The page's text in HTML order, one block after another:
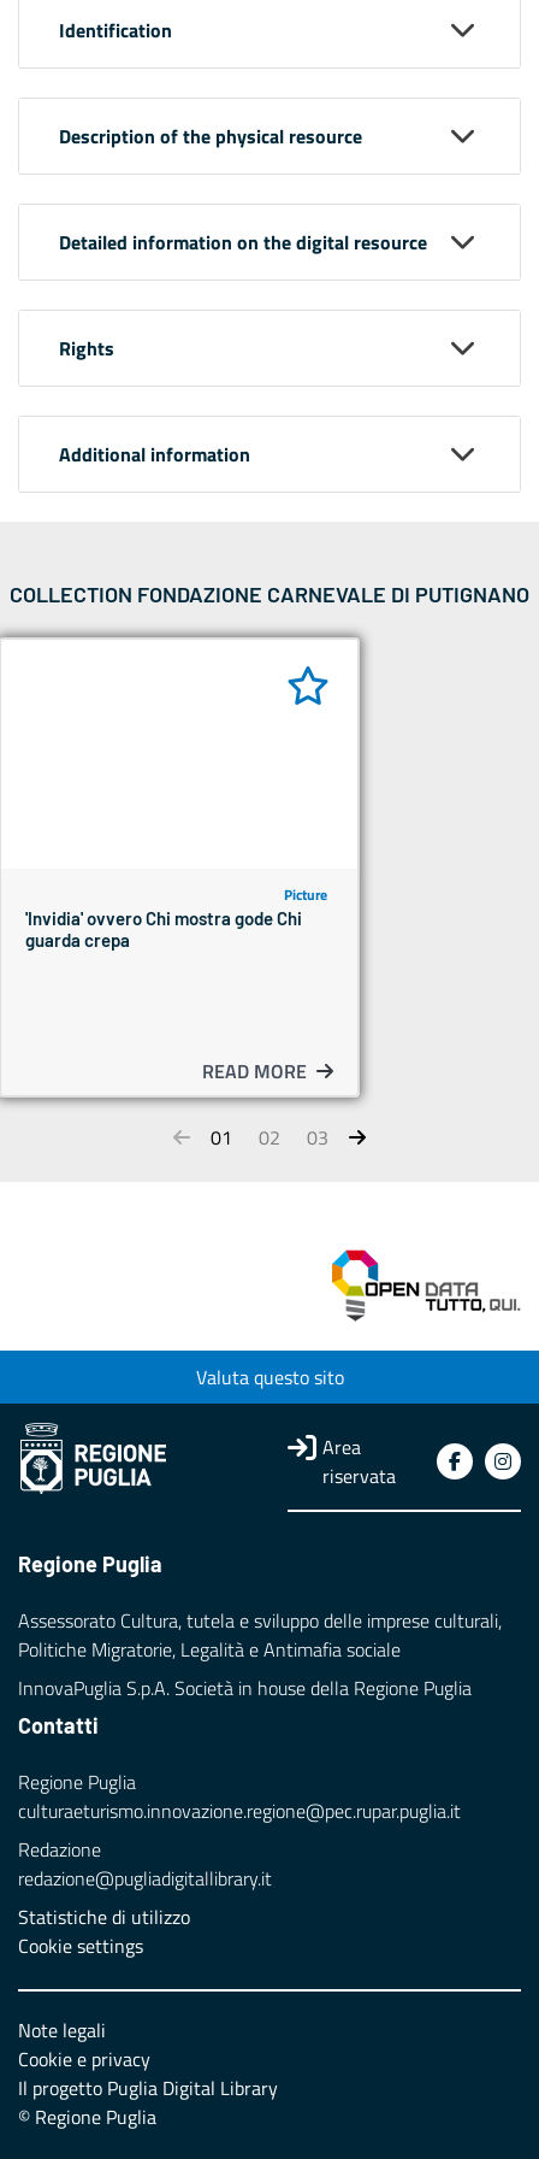
Identification
Description of the physical resource
Detailed information on the digital resource
Rights
Additional information
COLLECTION FONDAZIONE CARNEVALE DI PUTIGNANO
Picture
'Invidia' ovvero Chi mostra gode Chi
guarda crepa
READ MORE
01 02 03
Valuta questo sito
Area
riservata
Regione Puglia
Assessorato Cultura, tutela e sviluppo delle imprese culturali,
Politiche Migratorie, Legalità e Antimafia sociale
InnovaPuglia S.p.A. Società in house della Regione Puglia
Contatti
Regione Puglia
culturaeturismo.innovazione.regione@pec.rupar.puglia.it
Redazione
redazione@pugliadigitallibrary.it
Statistiche di utilizzo
Cookie settings
Note legali
Cookie e privacy
Il progetto Puglia Digital Library
© Regione Puglia